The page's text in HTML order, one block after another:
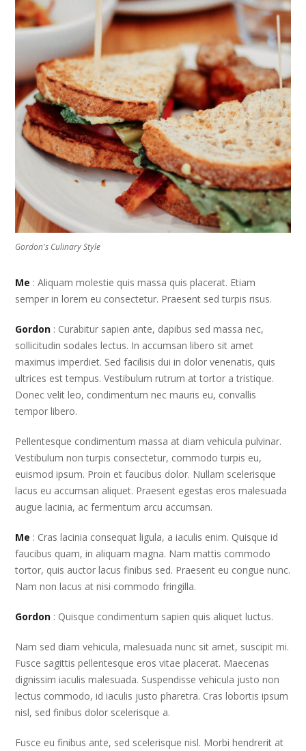
Gordon's Culinary Style
Me : Aliquam molestie quis massa quis placerat. Etiam
semper in lorem eu consectetur. Praesent sed turpis risus.
Gordon : Curabitur sapien ante, dapibus sed massa nec,
sollicitudin sodales lectus. In accumsan libero sit amet
maximus imperdiet. Sed facilisis dui in dolor venenatis, quis
ultrices est tempus. Vestibulum rutrum at tortor a tristique.
Donec velit leo, condimentum nec mauris eu, convallis
tempor libero.
Pellentesque condimentum massa at diam vehicula pulvinar.
Vestibulum non turpis consectetur, commodo turpis eu,
euismod ipsum. Proin et faucibus dolor. Nullam scelerisque
lacus eu accumsan aliquet. Praesent egestas eros malesuada
augue lacinia, ac fermentum arcu accumsan.
Me : Cras lacinia consequat ligula, a iaculis enim. Quisque id
faucibus quam, in aliquam magna. Nam mattis commodo
tortor, quis auctor lacus finibus sed. Praesent eu congue nunc.
Nam non lacus at nisi commodo fringilla.
Gordon : Quisque condimentum sapien quis aliquet luctus.
Nam sed diam vehicula, malesuada nunc sit amet, suscipit mi.
Fusce sagittis pellentesque eros vitae placerat. Maecenas
dignissim iaculis malesuada. Suspendisse vehicula justo non
lectus commodo, id iaculis justo pharetra. Cras lobortis ipsum
nisl, sed finibus dolor scelerisque a.
Fusce eu finibus ante, sed scelerisque nisl. Morbi hendrerit at